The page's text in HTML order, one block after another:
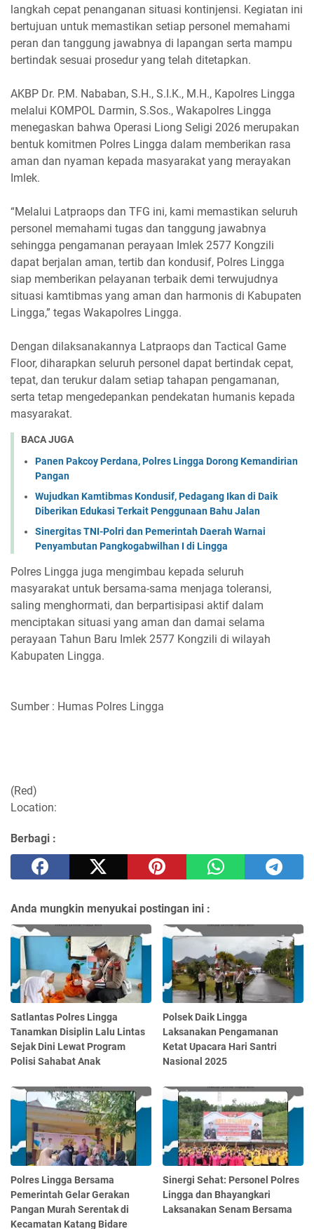
langkah cepat penanganan situasi kontinjensi. Kegiatan ini
bertujuan untuk memastikan setiap personel memahami
peran dan tanggung jawabnya di lapangan serta mampu
bertindak sesuai prosedur yang telah ditetapkan.
AKBP Dr. P.M. Nababan, S.H., S.I.K., M.H., Kapolres Lingga
melalui KOMPOL Darmin, S.Sos., Wakapolres Lingga
menegaskan bahwa Operasi Liong Seligi 2026 merupakan
bentuk komitmen Polres Lingga dalam memberikan rasa
aman dan nyaman kepada masyarakat yang merayakan
Imlek.
“Melalui Latpraops dan TFG ini, kami memastikan seluruh
personel memahami tugas dan tanggung jawabnya
sehingga pengamanan perayaan Imlek 2577 Kongzili
dapat berjalan aman, tertib dan kondusif, Polres Lingga
siap memberikan pelayanan terbaik demi terwujudnya
situasi kamtibmas yang aman dan harmonis di Kabupaten
Lingga,” tegas Wakapolres Lingga.
Dengan dilaksanakannya Latpraops dan Tactical Game
Floor, diharapkan seluruh personel dapat bertindak cepat,
tepat, dan terukur dalam setiap tahapan pengamanan,
serta tetap mengedepankan pendekatan humanis kepada
masyarakat.
BACA JUGA
Panen Pakcoy Perdana, Polres Lingga Dorong Kemandirian
Pangan
Wujudkan Kamtibmas Kondusif, Pedagang Ikan di Daik
Diberikan Edukasi Terkait Penggunaan Bahu Jalan
Sinergitas TNI-Polri dan Pemerintah Daerah Warnai
Penyambutan Pangkogabwilhan I di Lingga
Polres Lingga juga mengimbau kepada seluruh
masyarakat untuk bersama-sama menjaga toleransi,
saling menghormati, dan berpartisipasi aktif dalam
menciptakan situasi yang aman dan damai selama
perayaan Tahun Baru Imlek 2577 Kongzili di wilayah
Kabupaten Lingga.
Sumber : Humas Polres Lingga
(Red)
Location:
Berbagi :
Anda mungkin menyukai postingan ini :
Satlantas Polres Lingga
Tanamkan Disiplin Lalu Lintas
Sejak Dini Lewat Program
Polisi Sahabat Anak
Polsek Daik Lingga
Laksanakan Pengamanan
Ketat Upacara Hari Santri
Nasional 2025
Polres Lingga Bersama
Pemerintah Gelar Gerakan
Pangan Murah Serentak di
Kecamatan Katang Bidare
Sinergi Sehat: Personel Polres
Lingga dan Bhayangkari
Laksanakan Senam Bersama